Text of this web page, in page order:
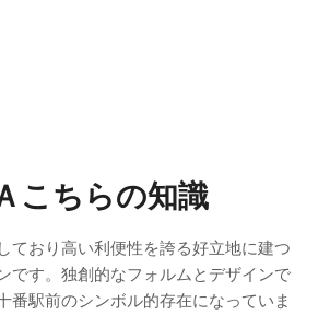
こちらの知識
ており高い利便性を誇る好立地に建つ
です。独創的なフォルムとデザインで
番駅前のシンボル的存在になっていま